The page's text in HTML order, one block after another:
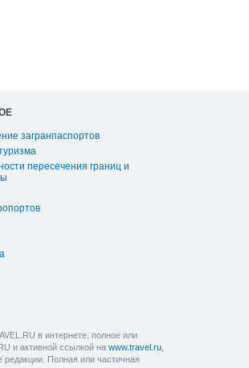
загранпаспортов
пересечения границ и
в интернете, полное или
и активной ссылкой на www.travel.ru
редакции. Полная или частичная